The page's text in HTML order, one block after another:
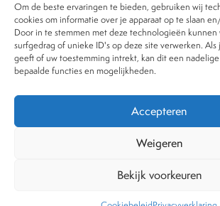
Om de beste ervaringen te bieden, gebruiken wij
cookies om informatie over je apparaat op te slaan
Door in te stemmen met deze technologieën kunnen
surfgedrag of unieke ID's op deze site verwerken.
geeft of uw toestemming intrekt, kan dit een
bepaalde functies en mogelijkheden.
Accepteren
Weigeren
Bekijk voorkeuren
Over VtdK
Contact
Nieuws
Behandelwijzen
Dossiers
Tijdschrift
Copyright © 2001-2026 Vereniging tegen